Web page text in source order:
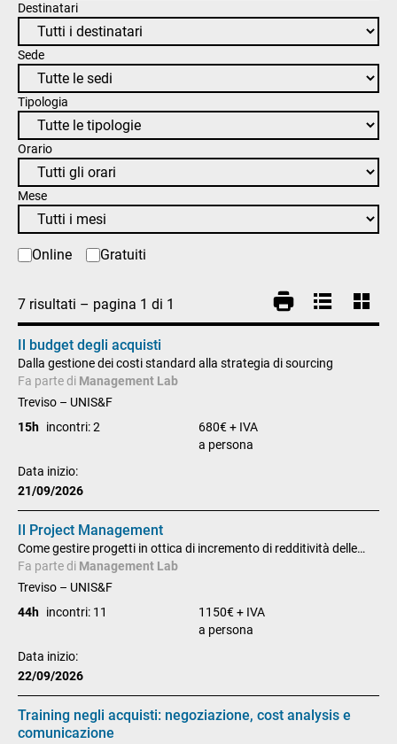
Destinatari
Sede
Tipologia
Orario
Mese
Online Gratuiti
7 risultati – pagina 1 di 1
Il budget degli acquisti
Dalla gestione dei costi standard alla strategia di sourcing
Fa parte di Management Lab
Treviso – UNIS&F
15h incontri: 2
680€ + IVA
a persona
Data inizio:
21/09/2026
Il Project Management
Come gestire progetti in ottica di incremento di redditività delle
commesse, fidelizzazione dei clienti e consolidamento di immagine
sui mercati
Fa parte di Management Lab
Treviso – UNIS&F
44h incontri: 11
1150€ + IVA
a persona
Data inizio:
22/09/2026
Training negli acquisti: negoziazione, cost analysis e
comunicazione